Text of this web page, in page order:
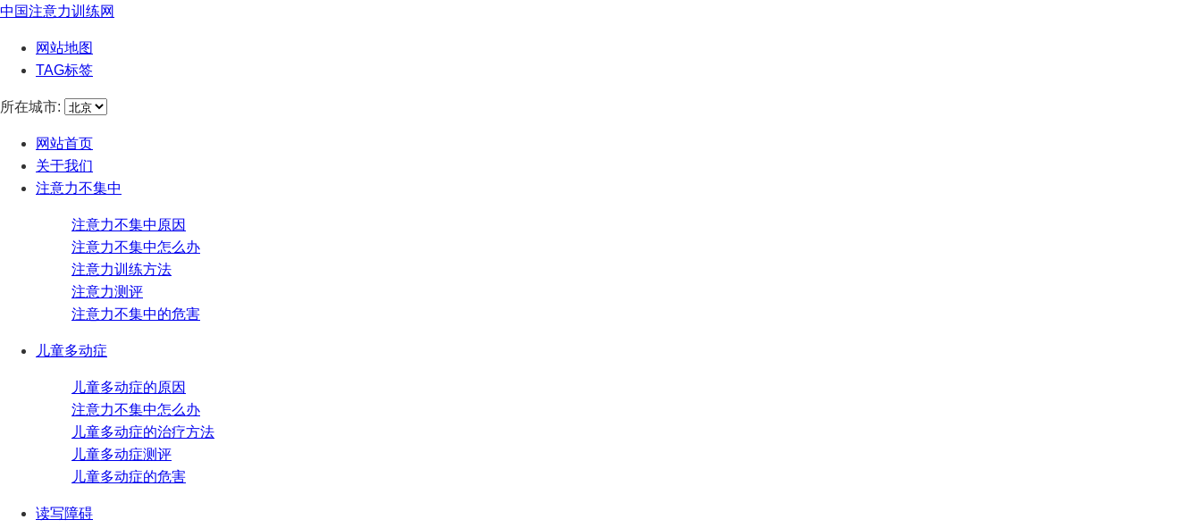
中国注意力训练网
网站地图
TAG标签
所在城市:
网站首页
关于我们
注意力不集中
注意力不集中原因
注意力不集中怎么办
注意力训练方法
注意力测评
注意力不集中的危害
儿童多动症
儿童多动症的原因
注意力不集中怎么办
儿童多动症的治疗方法
儿童多动症测评
儿童多动症的危害
读写障碍